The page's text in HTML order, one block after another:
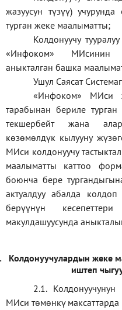
жазуусун түзүү)
турган жеке маалыматты;
Колдонуучу
«Инфоком» МИсинин
аныкталган башка
Ушул Саясат
«Инфоком» МИси
тарабынан бериле
текшербейт жана
көзөмөлдүк кылууну
МИси колдонуучу
маалыматты каттоо
боюнча бере
актуалдуу абалда
берүүнүн
макулдашуусунда
Колдонуучулардын жеке
иштеп
2.1.
МИси төмөнкү максаттарда